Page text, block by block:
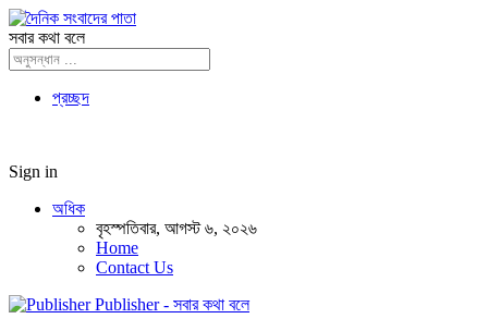
সবার কথা বলে
প্রচ্ছদ
Sign in
অধিক
বৃহস্পতিবার, আগস্ট ৬, ২০২৬
Home
Contact Us
Publisher - সবার কথা বলে